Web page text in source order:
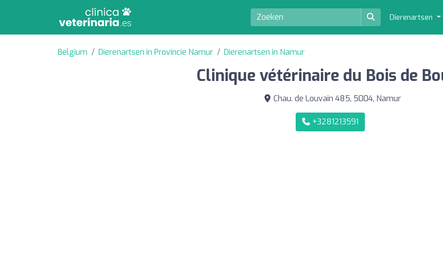
Dierenartsen
Belgium Dierenartsen in Provincie Namur Dierenartsen in Namur
Clinique vétérinaire du Bois de
Chau. de Louvain 485, 5004, Namur
+3281213591